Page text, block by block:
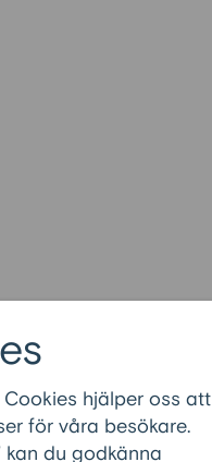
hjälper oss att
för våra besökare.
kan du godkänna